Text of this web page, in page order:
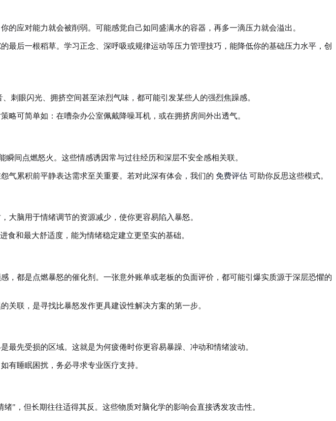
应对能力就会被削弱。可能感觉自己如同盛满水的容器，再多一滴压力就会溢出。
后一根稻草。学习正念、深呼吸或规律运动等压力管理技巧，能降低你的基础压力水平，创
刺眼闪光、拥挤空间甚至浓烈气味，都可能引发某些人的强烈焦躁感。
可简单如：在嘈杂办公室佩戴降噪耳机，或在拥挤房间外出透气。
间点燃怒火。这些情感诱因常与过往经历和深层不安全感相关联。
气累积前平静表达需求至关重要。若对此深有体会，我们的 免费评估 可助你反思这些模式。
大脑用于情绪调节的资源减少，使你更容易陷入暴怒。
和最大舒适度，能为情绪稳定建立更坚实的基础。
都是点燃暴怒的催化剂。一张意外账单或老板的负面评价，都可能引爆实质源于深层恐懼的
关联，是寻找比暴怒发作更具建设性解决方案的第一步。
先受损的区域。这就是为何疲倦时你更容易暴躁、冲动和情绪波动。
有睡眠困扰，务必寻求专业医疗支持。
"，但长期往往适得其反。这些物质对脑化学的影响会直接诱发攻击性。